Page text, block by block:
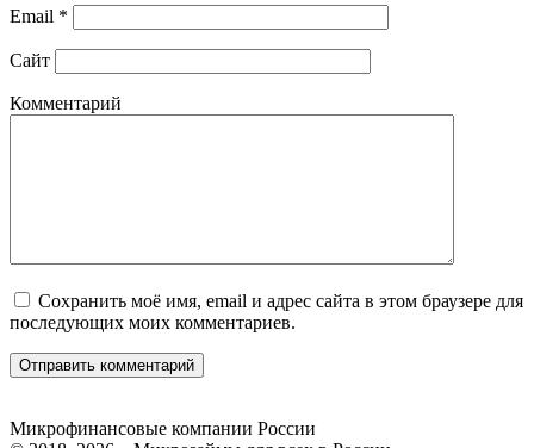
Email *
Сайт
Комментарий
Сохранить моё имя, email и адрес сайта в этом браузере для
последующих моих комментариев.
Микрофинансовые компании России